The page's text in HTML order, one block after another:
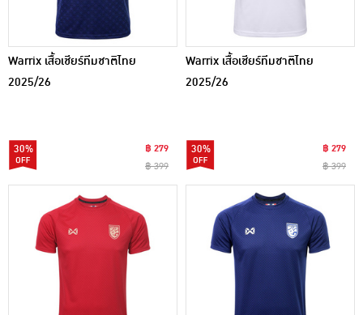
Warrix เสื้อเชียร์ทีมชาติไทย
2025/26
30%
฿ 279
฿ 399
Warrix เสื้อเชียร์ทีมชาติไทย
2025/26
30%
฿ 279
฿ 399